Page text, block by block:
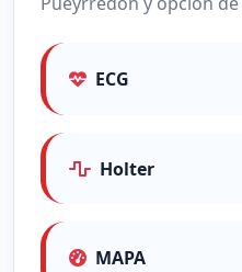
ECG
Holter
MAPA